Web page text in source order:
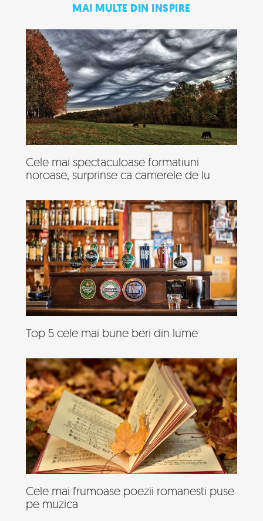
MAI MULTE DIN INSPIRE
Cele mai spectaculoase formatiuni
noroase, surprinse ca camerele de lu
Top 5 cele mai bune beri din lume
Cele mai frumoase poezii romanesti puse
pe muzica